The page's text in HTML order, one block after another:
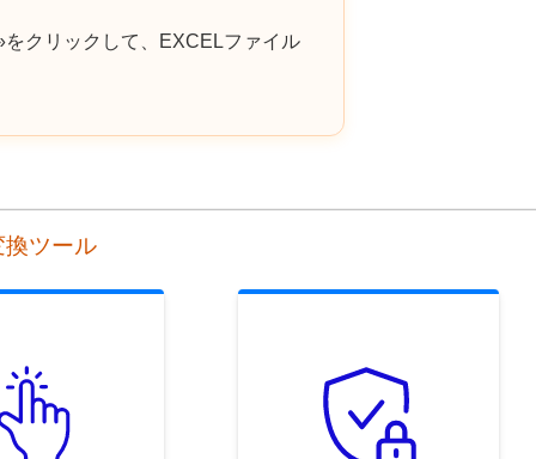
クリックして、EXCELファイル
ツール